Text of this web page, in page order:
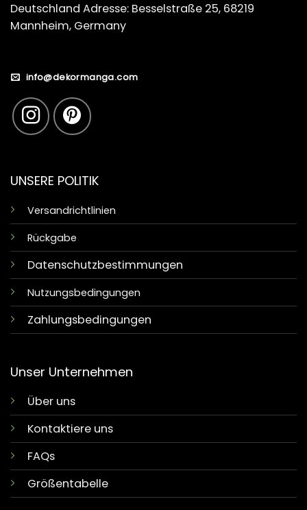
Deutschland Adresse: Besselstraße 25, 68219
Mannheim, Germany
info@dekormanga.com
UNSERE POLITIK
Versandrichtlinien
Rückgabe
Datenschutzbestimmungen
Nutzungsbedingungen
Zahlungsbedingungen
Unser Unternehmen
Über uns
Kontaktiere uns
FAQs
Größentabelle